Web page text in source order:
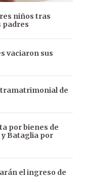
niños tras
padres
vaciaron sus
de
por bienes de
Bataglia por
el ingreso de